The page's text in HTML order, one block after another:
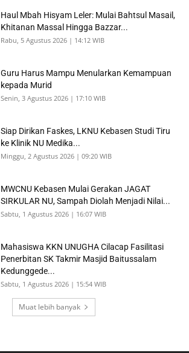
Haul Mbah Hisyam Leler: Mulai Bahtsul Masail,
Khitanan Massal Hingga Bazzar...
Rabu, 5 Agustus 2026 | 14:12 WIB
Guru Harus Mampu Menularkan Kemampuan
kepada Murid
Senin, 3 Agustus 2026 | 17:10 WIB
Siap Dirikan Faskes, LKNU Kebasen Studi Tiru
ke Klinik NU Medika...
Minggu, 2 Agustus 2026 | 09:20 WIB
MWCNU Kebasen Mulai Gerakan JAGAT
SIRKULAR NU, Sampah Diolah Menjadi Nilai...
Sabtu, 1 Agustus 2026 | 16:07 WIB
Mahasiswa KKN UNUGHA Cilacap Fasilitasi
Penerbitan SK Takmir Masjid Baitussalam
Kedunggede...
Sabtu, 1 Agustus 2026 | 15:54 WIB
Muat lebih banyak